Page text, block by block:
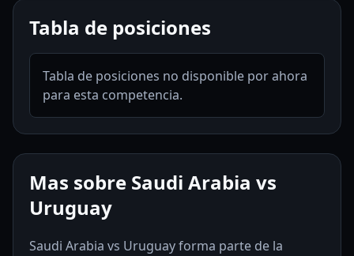
Tabla de posiciones
Tabla de posiciones no disponible por ahora
para esta competencia.
Mas sobre Saudi Arabia vs
Uruguay
Saudi Arabia vs Uruguay forma parte de la